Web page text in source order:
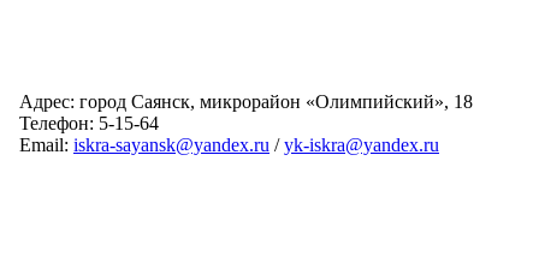
Адрес: город Саянск, микрорайон «Олимпийский», 18
Телефон: 5-15-64
Email: iskra-sayansk@yandex.ru /yk-iskra@yandex.ru